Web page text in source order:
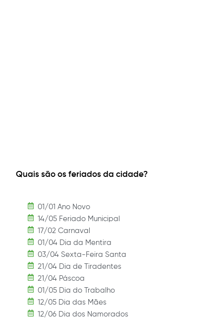
Quais são os feriados da cidade?
01/01 Ano Novo
14/05 Feriado Municipal
17/02 Carnaval
01/04 Dia da Mentira
03/04 Sexta-Feira Santa
21/04 Dia de Tiradentes
21/04 Páscoa
01/05 Dia do Trabalho
12/05 Dia das Mães
12/06 Dia dos Namorados